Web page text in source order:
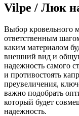
Vilpe / Люк
Выбор кровельного
ответственным
каким материалом
внешний вид и
надежность самого
и противостоять
преувеличения,
важно подобрать
который будет
надежность.